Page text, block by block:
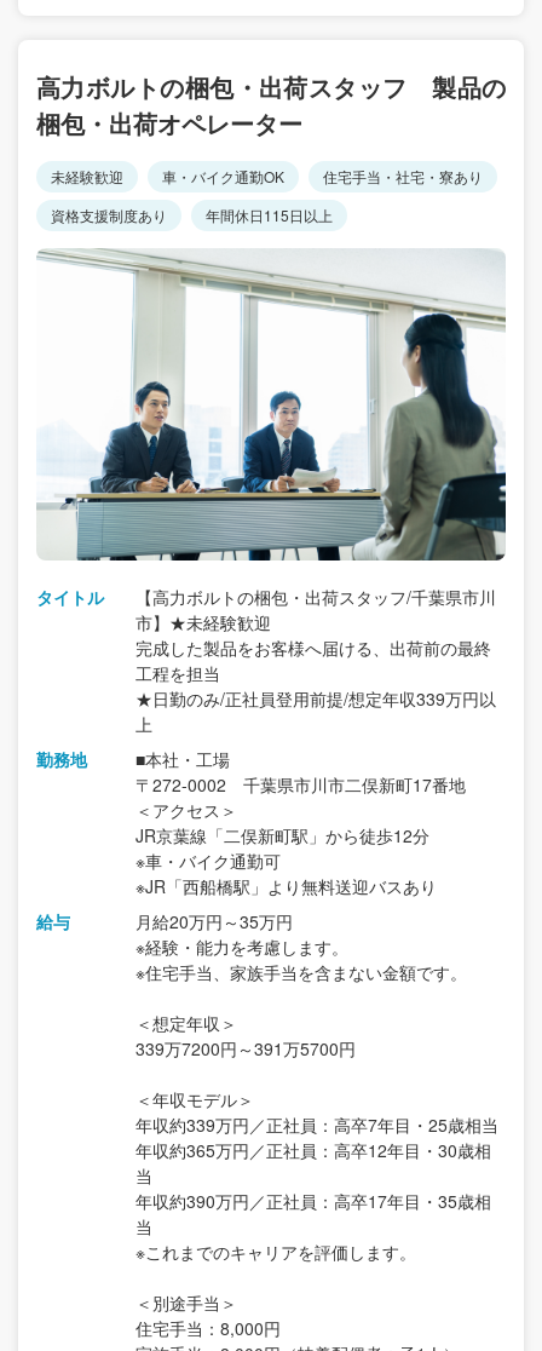
高力ボルトの梱包・出荷スタッフ 製品の
梱包・出荷オペレーター
未経験歓迎 車・バイク通勤OK
住宅手当・社宅・寮あり
資格支援制度あり
年間休日115日以上
タイトル
【高力ボルトの梱包・出荷スタッフ/千葉県市川
市】★未経験歓迎
完成した製品をお客様へ届ける、出荷前の最終
工程を担当
★日勤のみ/正社員登用前提/想定年収339万円以
上
勤務地
■本社・工場
〒272-0002 千葉県市川市二俣新町17番地
＜アクセス＞
JR京葉線「二俣新町駅」から徒歩12分
※車・バイク通勤可
※JR「西船橋駅」より無料送迎バスあり
給与
月給20万円～35万円
※経験・能力を考慮します。
※住宅手当、家族手当を含まない金額です。
＜想定年収＞
339万7200円～391万5700円
＜年収モデル＞
年収約339万円／正社員：高卒7年目・25歳相当
年収約365万円／正社員：高卒12年目・30歳相
当
年収約390万円／正社員：高卒17年目・35歳相
当
※これまでのキャリアを評価します。
＜別途手当＞
住宅手当：8,000円